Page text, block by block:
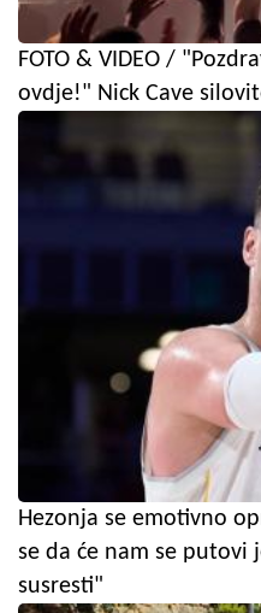
FOTO & VIDEO /
ovdje!" Nick Cave
Hezonja se emotivno
se da će nam se putovi
susresti"